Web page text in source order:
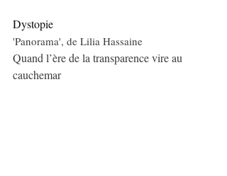
Dystopie
'Panorama', de Lilia Hassaine
Quand l’ère de la transparence vire au
cauchemar